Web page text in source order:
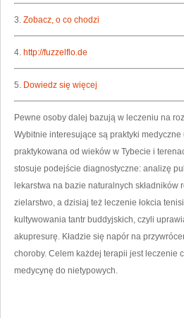
3. Zobacz, o co chodzi
4. http://fuzzelflo.de
5. Dowiedz się więcej
Pewne osoby dalej bazują w leczeniu na
Wybitnie interesujące są praktyki
praktykowana od wieków w Tybecie i
stosuje podejście diagnostyczne: analizę
lekarstwa na bazie naturalnych
zielarstwo, a dzisiaj też leczenie łokcia
kultywowania tantr buddyjskich, czyli
akupresurę. Kładzie się napór na
choroby. Celem każdej terapii jest leczenie
medycynę do nietypowych.